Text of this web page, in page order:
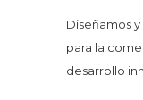
Diseñamos
para la
desarrollo